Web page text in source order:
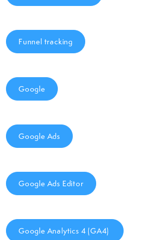
Funnel tracking
Google
Google Ads
Google Ads Editor
Google Analytics 4 (GA4)